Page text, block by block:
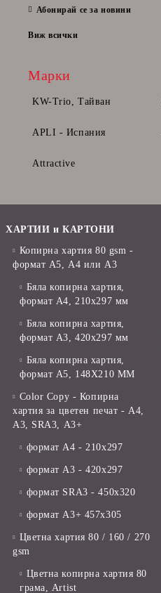
Абонирай се за новини
Виж всички
Марки
KW-Trio, Тайван
APLI - Испания
Attractive
ХАРТИИ и КАРТОНИ
Копирна хартия 80 gsm -
формат А5, А4 или А3
Бяла копирна хартия,
формат А4, 210x297 мм
Бяла копирна хартия,
формат А3, 420x297 мм
Бяла копирна хартия,
формат А5, 148X210 ММ
Color Copy - Копирна
хартия за цветен печат - А4,
А3, SRA3, А3+
формат А4 - 210x297
формат А3 - 420x297
формат SRA3 - 450x320
формат А3+ 457x305
Цветна хартия 80 / 160 / 270
gsm
Цветна копирна хартия 80
грама, Artist